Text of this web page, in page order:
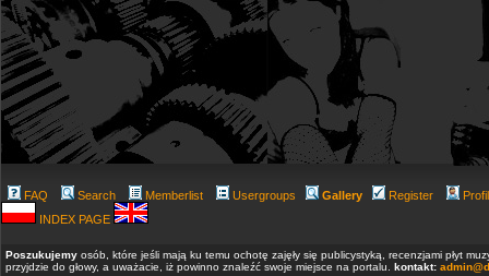
FAQ Search Memberlist Usergroups Gallery Register
INDEX PAGE
Poszukujemy osób, które jeśli mają ku temu ochotę zajęły się publicystyką, recenzjami płyt
przyjdzie do głowy, a uważacie, iż powinno znaleźć swoje miejsce na portalu. kontakt: